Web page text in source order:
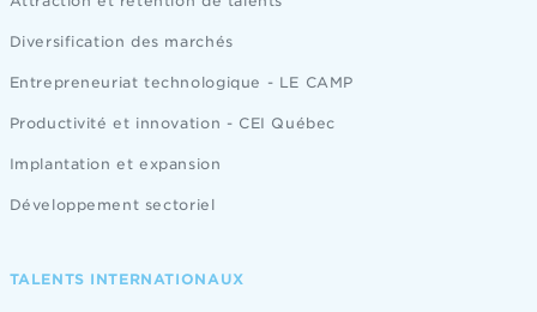
Diversification des marchés
Entrepreneuriat technologique - LE CAMP
Productivité et innovation - CEI Québec
Implantation et expansion
Développement sectoriel
TALENTS INTERNATIONAUX